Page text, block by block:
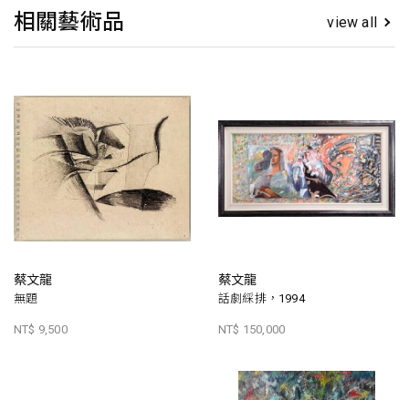
相關藝術品 view all
蔡文龍
無題
NT$ 9,500
蔡文龍
話劇綵排，1994
NT$ 150,000